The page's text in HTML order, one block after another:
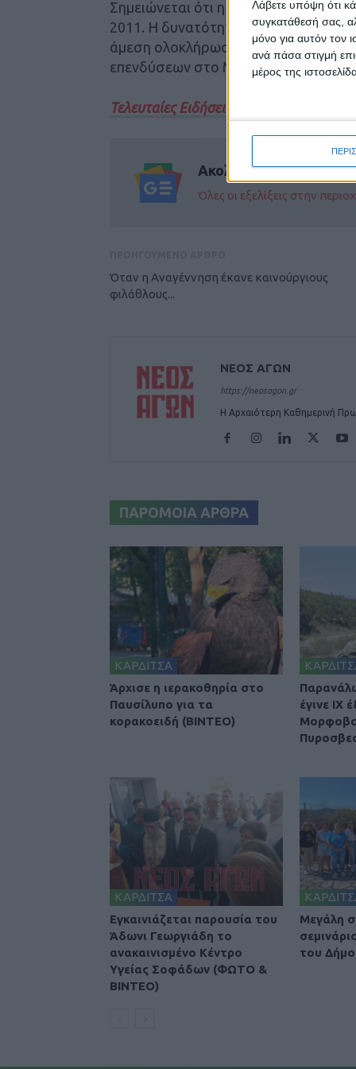
Λάβετε υπόψη ότι
συγκατάθεσή σας,
μόνο για αυτόν τον
ανά πάσα στιγμή
μέρος της
Σημειώνεται ότι η τελευταία φορά
2011. Η δυνατότητα υπερδέσμευσης
άμεση ολοκλήρωση από τις
επενδύσεων στο Μέτρο.
Τελευταίες Ειδήσεις Σήμερα
Ακολούθησε την
Όλες οι εξελίξεις στην
Όταν η Αναγέννηση έκανε καινούργιους
φιλάθλους...
ΝΕΟΣ ΑΓΩΝ
https://neosagon.gr
Η Αρχαιότερη Καθημερινή
ΠΑΡΟΜΟΙΑ ΑΡΘΡΑ
ΚΑΡΔΙΤΣΑ
Άρχισε η ιερακοθηρία στο
Παυσίλυπο για τα
κορακοειδή (ΒΙΝΤΕΟ)
έγινε ΙΧ
ΚΑΡΔΙΤΣΑ
Εγκαινιάζεται παρουσία του
Άδωνι Γεωργιάδη το
ανακαινισμένο Κέντρο
Υγείας Σοφάδων (ΦΩΤΟ &
ΒΙΝΤΕΟ)
Μεγάλη
του